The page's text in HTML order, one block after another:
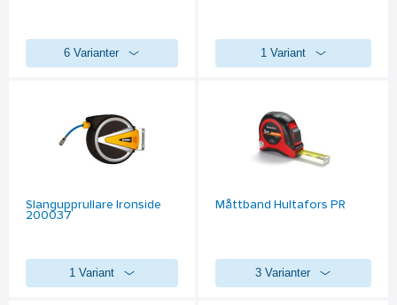
6 Varianter 1 Variant
Slangupprullare Ironside
200037
1 Variant
Måttband Hultafors PR
3 Varianter